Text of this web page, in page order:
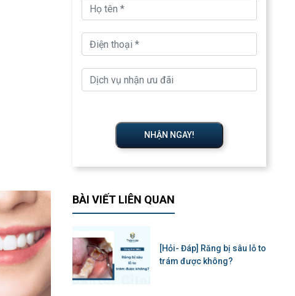
NHẬN NGAY!
BÀI VIẾT LIÊN QUAN
[Hỏi- Đáp] Răng bị sâu lỗ to
trám được không?